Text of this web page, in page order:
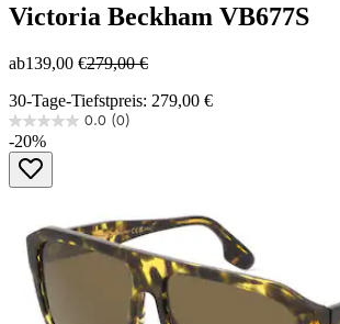
Victoria Beckham VB677S
ab139,00 €279,00 €
30-Tage-Tiefstpreis: 279,00 €
0.0 (0)
0.0
von
Sternen.
-20%